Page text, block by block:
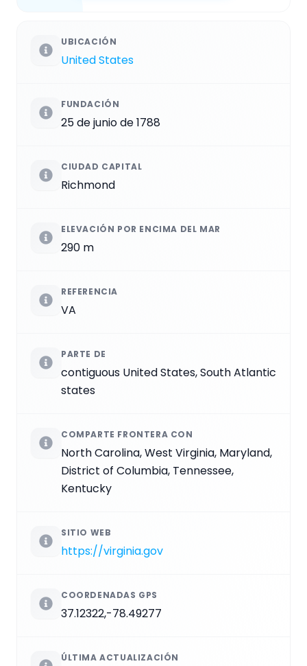
UBICACIÓN
United States
FUNDACIÓN
25 de junio de 1788
CIUDAD CAPITAL
Richmond
ELEVACIÓN POR ENCIMA DEL MAR
290 m
REFERENCIA
VA
PARTE DE
contiguous United States, South Atlantic
states
COMPARTE FRONTERA CON
North Carolina, West Virginia, Maryland,
District of Columbia, Tennessee,
Kentucky
SITIO WEB
https://virginia.gov
COORDENADAS GPS
37.12322,-78.49277
ÚLTIMA ACTUALIZACIÓN